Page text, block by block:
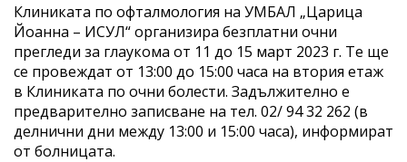
Клиниката по офталмология на УМБАЛ „Царица
Йоанна – ИСУЛ“ организира безплатни очни
прегледи за глаукома от 11 до 15 март 2023 г. Те ще
се провеждат от 13:00 до 15:00 часа на втория етаж
в Клиниката по очни болести. Задължително е
предварително записване на тел. 02/ 94 32 262 (в
делнични дни между 13:00 и 15:00 часа), информират
от болницата.